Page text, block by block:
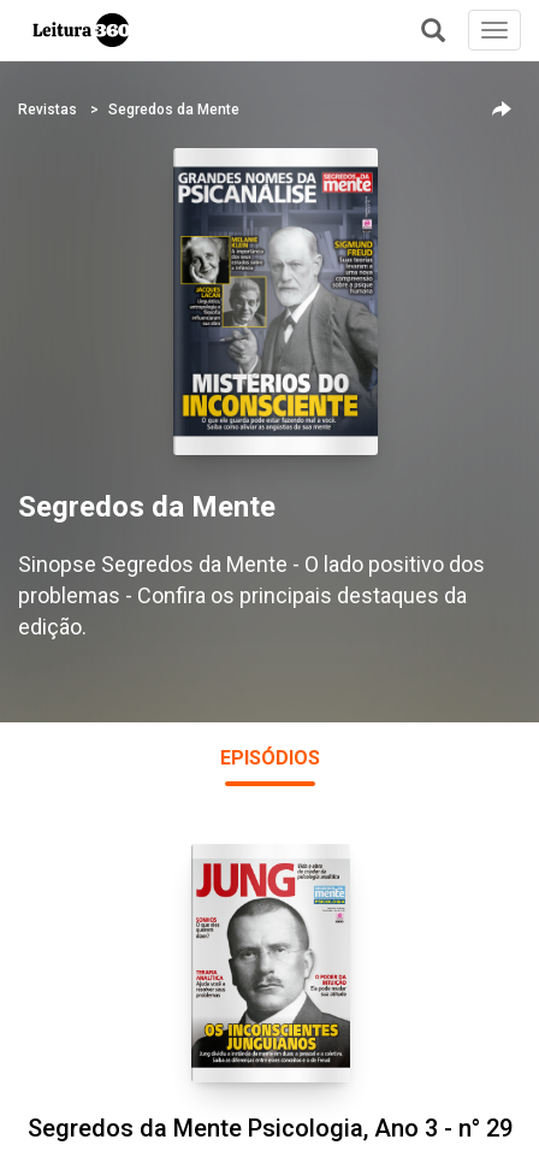
+
Revistas Segredos da Mente
Segredos da Mente
Sinopse Segredos da Mente - O lado positivo dos
problemas - Confira os principais destaques da
edição.
EPISÓDIOS
Segredos da Mente Psicologia, Ano 3 - n° 29